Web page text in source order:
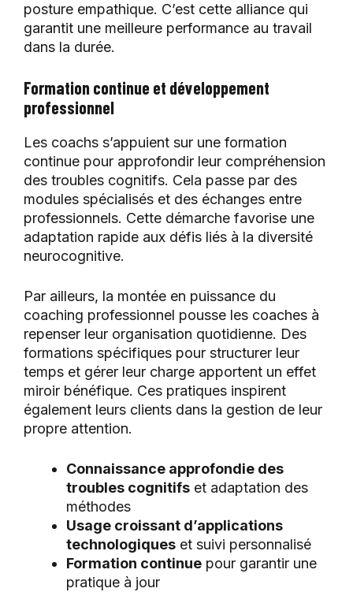
posture empathique. C’est cette alliance qui
garantit une meilleure performance au travail
dans la durée.
Formation continue et développement
professionnel
Les coachs s’appuient sur une formation
continue pour approfondir leur compréhension
des troubles cognitifs. Cela passe par des
modules spécialisés et des échanges entre
professionnels. Cette démarche favorise une
adaptation rapide aux défis liés à la diversité
neurocognitive.
Par ailleurs, la montée en puissance du
coaching professionnel pousse les coaches à
repenser leur organisation quotidienne. Des
formations spécifiques pour structurer leur
temps et gérer leur charge apportent un effet
miroir bénéfique. Ces pratiques inspirent
également leurs clients dans la gestion de leur
propre attention.
Connaissance approfondie des
troubles cognitifs et adaptation des
méthodes
Usage croissant d’applications
technologiques et suivi personnalisé
Formation continue pour garantir une
pratique à jour